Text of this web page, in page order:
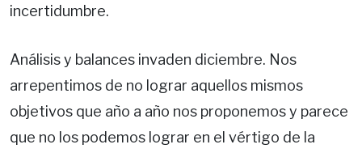
incertidumbre.
Análisis y balances invaden diciembre. Nos
arrepentimos de no lograr aquellos mismos
objetivos que año a año nos proponemos y parece
que no los podemos lograr en el vértigo de la